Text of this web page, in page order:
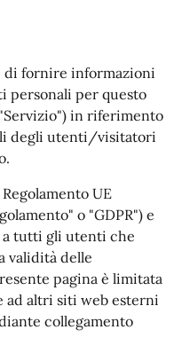
di fornire informazioni
personali per questo
in riferimento
degli utenti/visitatori
UE
o "GDPR") e
a tutti gli utenti che
validità delle
pagina è limitata
ad altri siti web esterni
collegamento